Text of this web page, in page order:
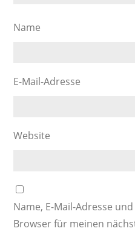
Name
E-Mail-Adresse
Website
Name, E-Mail-Adresse
Browser für meinen